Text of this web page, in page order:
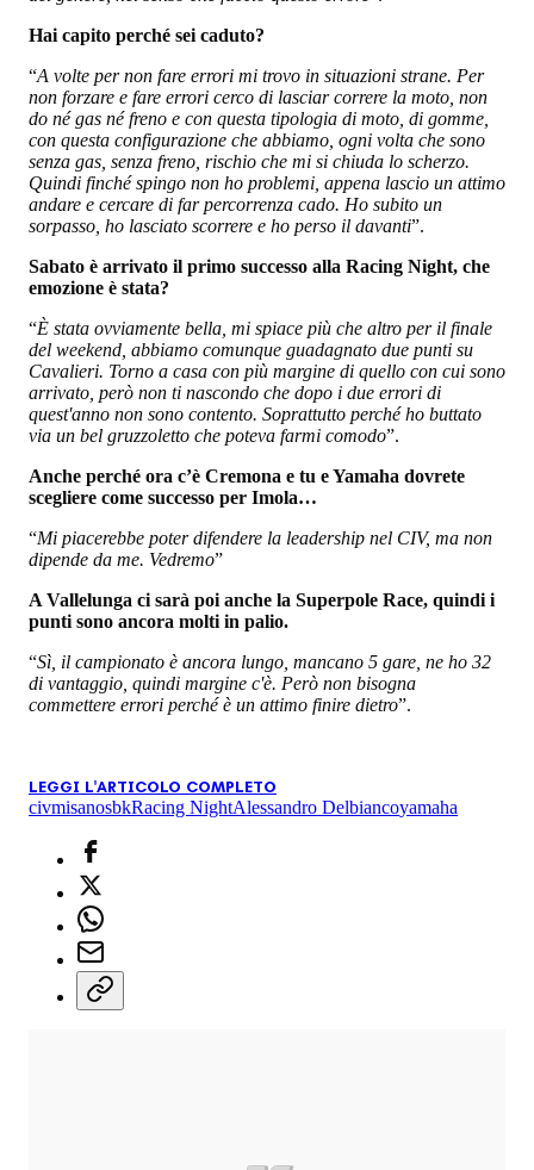
Hai capito perché sei caduto?
“A volte per non fare errori mi trovo in situazioni strane. Per
non forzare e fare errori cerco di lasciar correre la moto, non
do né gas né freno e con questa tipologia di moto, di gomme,
con questa configurazione che abbiamo, ogni volta che sono
senza gas, senza freno, rischio che mi si chiuda lo scherzo.
Quindi finché spingo non ho problemi, appena lascio un attimo
andare e cercare di far percorrenza cado. Ho subito un
sorpasso, ho lasciato scorrere e ho perso il davanti”.
Sabato è arrivato il primo successo alla Racing Night, che
emozione è stata?
“È stata ovviamente bella, mi spiace più che altro per il finale
del weekend, abbiamo comunque guadagnato due punti su
Cavalieri. Torno a casa con più margine di quello con cui sono
arrivato, però non ti nascondo che dopo i due errori di
quest'anno non sono contento. Soprattutto perché ho buttato
via un bel gruzzoletto che poteva farmi comodo”.
Anche perché ora c’è Cremona e tu e Yamaha dovrete
scegliere come successo per Imola…
“Mi piacerebbe poter difendere la leadership nel CIV, ma non
dipende da me. Vedremo”
A Vallelunga ci sarà poi anche la Superpole Race, quindi i
punti sono ancora molti in palio.
“Sì, il campionato è ancora lungo, mancano 5 gare, ne ho 32
di vantaggio, quindi margine c'è. Però non bisogna
commettere errori perché è un attimo finire dietro”.
LEGGI L'ARTICOLO COMPLETO
civmisanosbkRacing NightAlessandro Delbiancoyamaha